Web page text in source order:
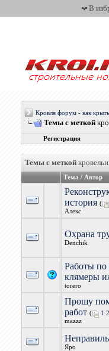
В
Кровля форум - как
Темы с меткой
Регистрация
Темы с меткой
Тема / Автор
история (
Алекс.
Охрана
Denchik
Работы по
клямеры
torero
Прошу
работ ( 1 2
mazzz
Яро